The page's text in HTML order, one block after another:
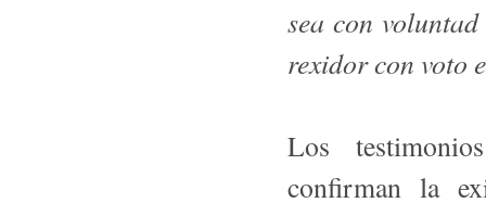
sea con
rexidor con voto
Los
confirman la